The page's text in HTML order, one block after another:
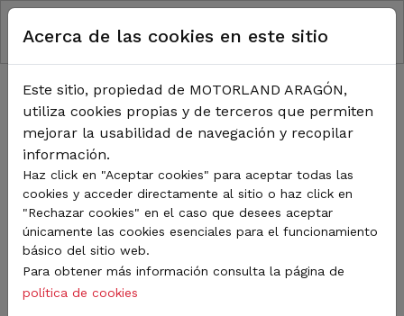
Pasar al contenido principal
RUTA DE NAVEGACIÓN
Inicio Noticias
TODA LA ACTUALIDAD DE
MOTORLAND
Sigue de cerca todas las novedades de MotorLand
Aragón. Aquí encontrarás noticias sobre eventos,
competiciones, pilotos, novedades del circuito y
mucho más. Filtra por categoría o tipo de contenido y
no te pierdas nada del mundo del motor.
Acerca de las cookies en este sitio
Este sitio, propiedad de MOTORLAND ARAGÓN,
utiliza cookies propias y de terceros que permiten
mejorar la usabilidad de navegación y recopilar
información.
Haz click en "Aceptar cookies" para aceptar todas las
cookies y acceder directamente al sitio o haz click en
"Rechazar cookies" en el caso que desees aceptar
únicamente las cookies esenciales para el funcionamiento
básico del sitio web.
Para obtener más información consulta la página de
política de cookies